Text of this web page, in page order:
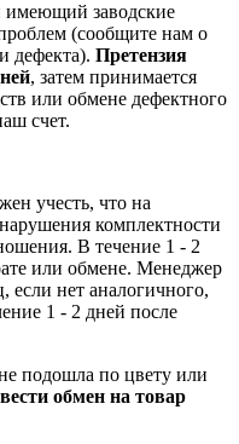
имеющий заводские
(сообщите нам о
дефекта). Претензия
, затем принимается
или обмене дефектного
счет.
учесть, что на
комплектности
В течение 1 - 2
или обмене. Менеджер
если нет аналогичного,
1 - 2 дней после
подошла по цвету или
обмен на товар